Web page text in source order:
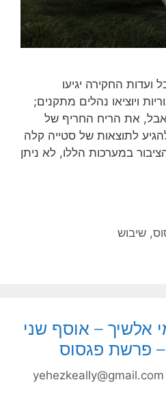
ועדות החקירה יגיעו
ויוציאו נהלים מתקנים;
אבל, את הריח החריף של
לתוצאות של סטייה קלה
במערכות הללו, לא ניתן
,שיבוש
אלשיך – אוסף שני
פרשת פגסוס
yehezkeally@gmail.com